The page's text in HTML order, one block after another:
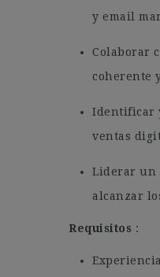
y email
Colaborar
coherente
Identificar
ventas
Liderar un
alcanzar
Requisitos :